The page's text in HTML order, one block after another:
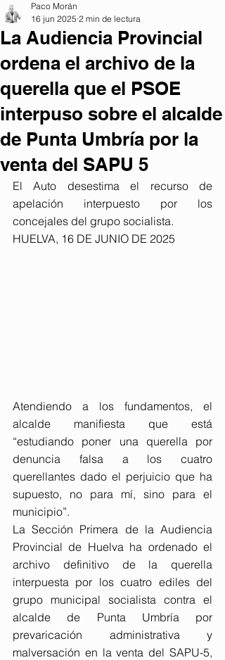
La Audiencia Provincial
ordena el archivo de la
querella que el PSOE
interpuso sobre el alcalde
de Punta Umbría por la
venta del SAPU 5
Paco Morán
16 jun 2025 2 min de lectura
El Auto desestima el recurso de
apelación interpuesto por los
concejales del grupo socialista.
HUELVA, 16 DE JUNIO DE 2025
Atendiendo a los fundamentos, el
alcalde manifiesta que está
“estudiando poner una querella por
denuncia falsa a los cuatro
querellantes dado el perjuicio que ha
supuesto, no para mí, sino para el
municipio”.
La Sección Primera de la Audiencia
Provincial de Huelva ha ordenado el
archivo definitivo de la querella
interpuesta por los cuatro ediles del
grupo municipal socialista contra el
alcalde de Punta Umbría por
prevaricación administrativa y
malversación en la venta del SAPU-5,